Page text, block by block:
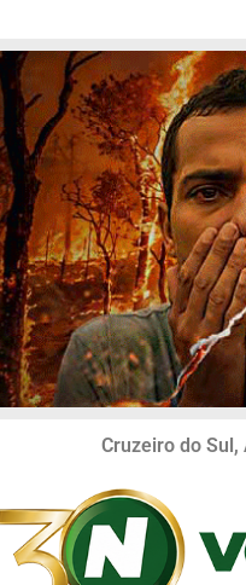
Cruzeiro do Sul,